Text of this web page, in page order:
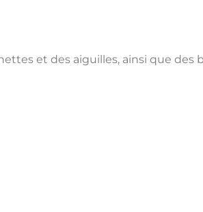
et des aiguilles, ainsi que des